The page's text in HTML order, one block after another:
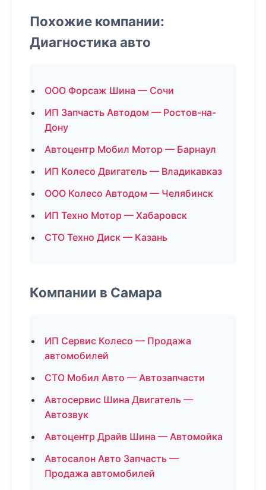
Похожие компании:
Диагностика авто
ООО Форсаж Шина — Сочи
ИП Запчасть Автодом — Ростов-на-
Дону
Автоцентр Мобил Мотор — Барнаул
ИП Колесо Двигатель — Владикавказ
ООО Колесо Автодом — Челябинск
ИП Техно Мотор — Хабаровск
СТО Техно Диск — Казань
Компании в Самара
ИП Сервис Колесо — Продажа
автомобилей
СТО Мобил Авто — Автозапчасти
Автосервис Шина Двигатель —
Автозвук
Автоцентр Драйв Шина — Автомойка
Автосалон Авто Запчасть —
Продажа автомобилей